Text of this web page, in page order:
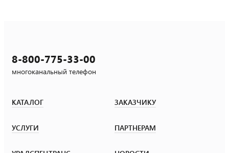
8-800-775-33-00
многоканальный телефон
КАТАЛОГ ЗАКАЗЧИКУ
УСЛУГИ ПАРТНЕРАМ